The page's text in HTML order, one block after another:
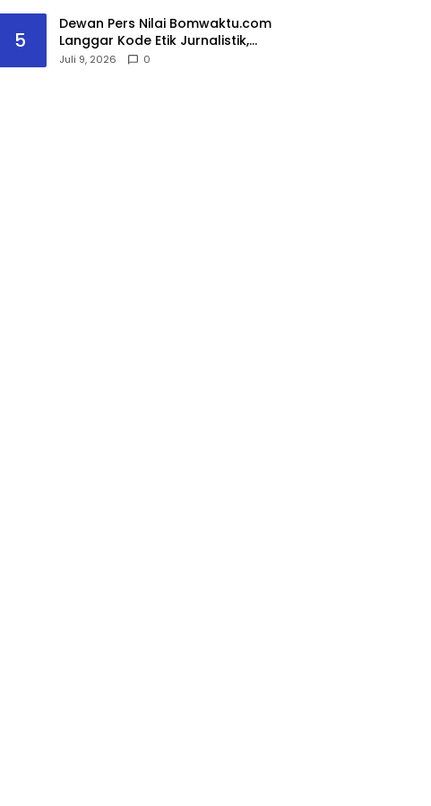
5
Dewan Pers Nilai Bomwaktu.com
Langgar Kode Etik Jurnalistik,
Kuasa Hukum: Pemberitaan
Juli 9, 2026 0